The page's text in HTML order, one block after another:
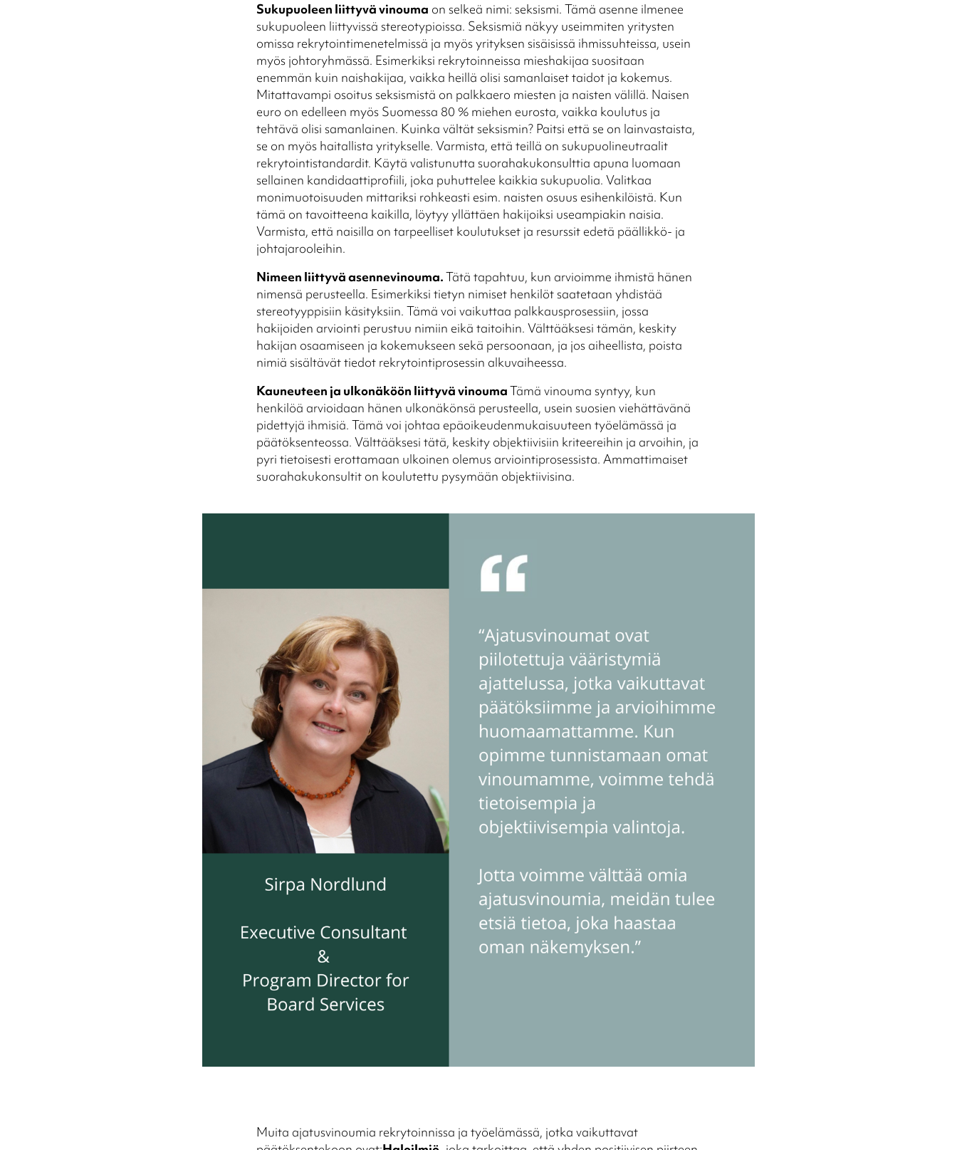
Sukupuoleen liittyvä vinouma on selkeä nimi: seksismi. Tämä asenne ilmenee
sukupuoleen liittyvissä stereotypioissa. Seksismiä näkyy useimmiten yritysten
omissa rekrytointimenetelmissä ja myös yrityksen sisäisissä ihmissuhteissa, usein
myös johtoryhmässä. Esimerkiksi rekrytoinneissa mieshakijaa suositaan
enemmän kuin naishakijaa, vaikka heillä olisi samanlaiset taidot ja kokemus.
Mitattavampi osoitus seksismistä on palkkaero miesten ja naisten välillä. Naisen
euro on edelleen myös Suomessa 80 % miehen eurosta, vaikka koulutus ja
tehtävä olisi samanlainen. Kuinka vältät seksismin? Paitsi että se on lainvastaista,
se on myös haitallista yritykselle. Varmista, että teillä on sukupuolineutraalit
rekrytointistandardit. Käytä valistunutta suorahakukonsulttia apuna luomaan
sellainen kandidaattiprofiili, joka puhuttelee kaikkia sukupuolia. Valitkaa
monimuotoisuuden mittariksi rohkeasti esim. naisten osuus esihenkilöistä. Kun
tämä on tavoitteena kaikilla, löytyy yllättäen hakijoiksi useampiakin naisia.
Varmista, että naisilla on tarpeelliset koulutukset ja resurssit edetä päällikkö- ja
johtajarooleihin.
Nimeen liittyvä asennevinouma.Tätä tapahtuu, kun arvioimme ihmistä hänen
nimensä perusteella. Esimerkiksi tietyn nimiset henkilöt saatetaan yhdistää
stereotyyppisiin käsityksiin. Tämä voi vaikuttaa palkkausprosessiin, jossa
hakijoiden arviointi perustuu nimiin eikä taitoihin. Välttääksesi tämän, keskity
hakijan osaamiseen ja kokemukseen sekä persoonaan, ja jos aiheellista, poista
nimiä sisältävät tiedot rekrytointiprosessin alkuvaiheessa.
Kauneuteen ja ulkonäköön liittyvä vinoumaTämä vinouma syntyy, kun
henkilöä arvioidaan hänen ulkonäkönsä perusteella, usein suosien viehättävänä
pidettyjä ihmisiä. Tämä voi johtaa epäoikeudenmukaisuuteen työelämässä ja
päätöksenteossa. Välttääksesi tätä, keskity objektiivisiin kriteereihin ja arvoihin, ja
pyri tietoisesti erottamaan ulkoinen olemus arviointiprosessista. Ammattimaiset
suorahakukonsultit on koulutettu pysymään objektiivisina.
Muita ajatusvinoumia rekrytoinnissa ja työelämässä, jotka vaikuttavat